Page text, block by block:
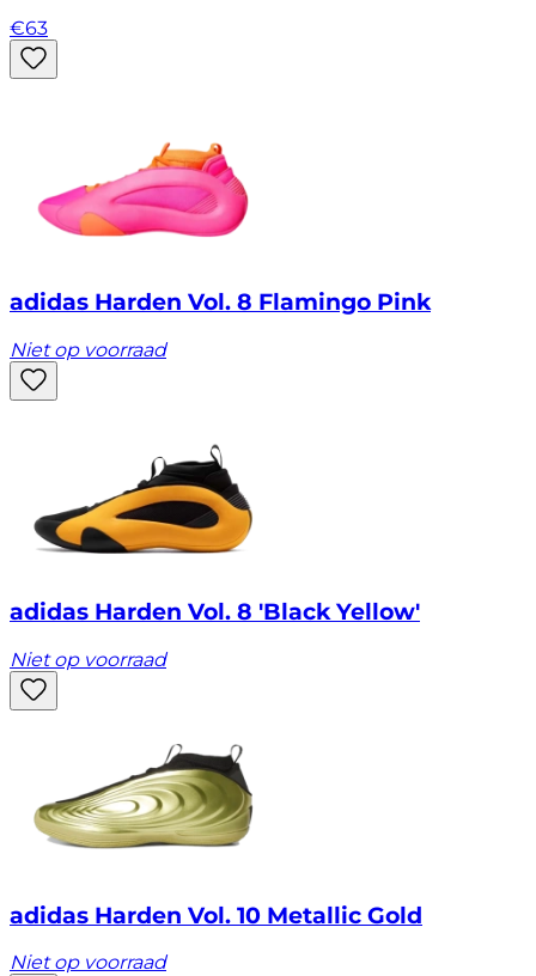
€63
adidas Harden Vol. 8 Flamingo Pink
Niet op voorraad
adidas Harden Vol. 8 'Black Yellow'
Niet op voorraad
adidas Harden Vol. 10 Metallic Gold
Niet op voorraad